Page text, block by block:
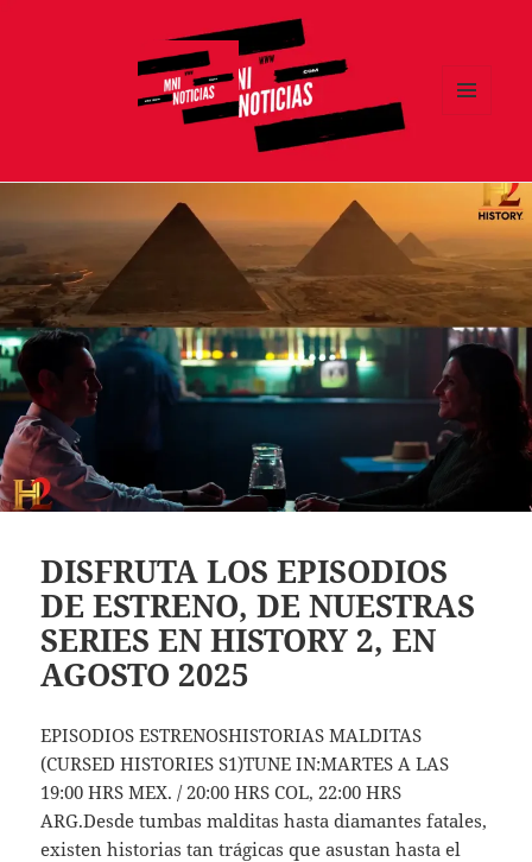
DISFRUTA LOS EPISODIOS
DE ESTRENO, DE NUESTRAS
SERIES EN HISTORY 2, EN
AGOSTO 2025
EPISODIOS ESTRENOSHISTORIAS MALDITAS
(CURSED HISTORIES S1)TUNE IN:MARTES A LAS
19:00 HRS MEX. / 20:00 HRS COL, 22:00 HRS
ARG.Desde tumbas malditas hasta diamantes fatales,
existen historias tan trágicas que asustan hasta el